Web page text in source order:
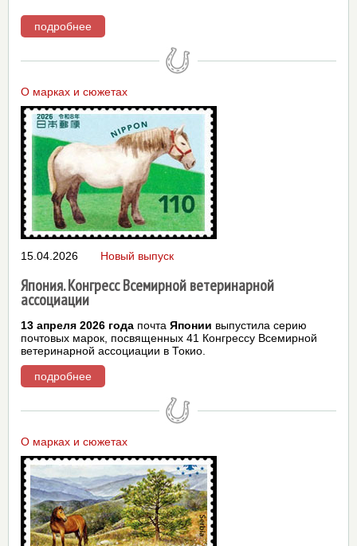
подробнее
О марках и сюжетах
15.04.2026
Япония. Конгресс Всемирной ветеринарной
ассоциации
Новый выпуск
13 апреля 2026 года почта Японии выпустила серию
почтовых марок, посвященных 41 Конгрессу Всемирной
ветеринарной ассоциации в Токио.
подробнее
О марках и сюжетах